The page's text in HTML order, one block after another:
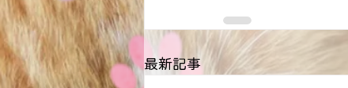
最新記事